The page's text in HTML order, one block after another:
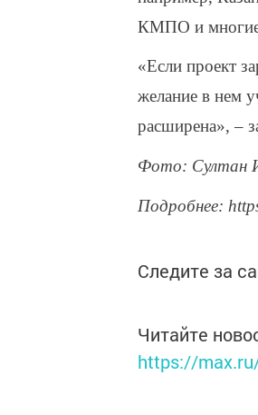
КМПО и многие
«Если проект
желание в нем
расширена», –
Фото: Султан
Подробнее:
Следите за
Читайте
https://